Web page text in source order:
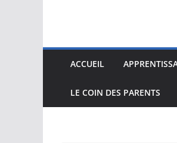
ACCUEIL
LE COIN DES PARENTS